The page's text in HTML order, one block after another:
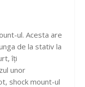
ul. Acesta are
de la stativ la
îți
unor
shock mount-ul